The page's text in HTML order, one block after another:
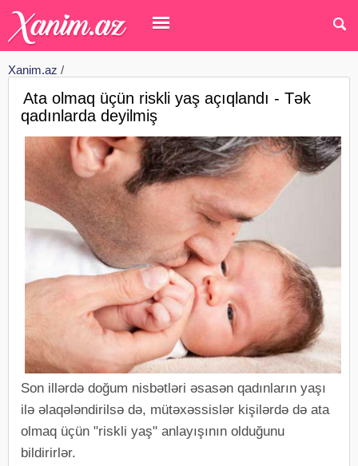
Xanim.az /
Ata olmaq üçün riskli yaş açıqlandı - Tək
qadınlarda deyilmiş
Son illərdə doğum nisbətləri əsasən qadınların yaşı
ilə əlaqələndirilsə də, mütəxəssislər kişilərdə də ata
olmaq üçün "riskli yaş" anlayışının olduğunu
bildirirlər.